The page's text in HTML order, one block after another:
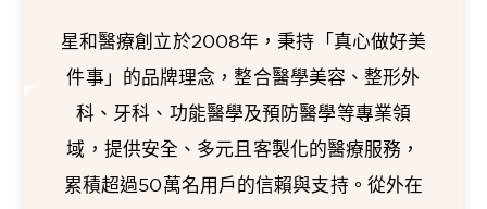
星和醫療創立於2008年，秉持「真心做好美
件事」的品牌理念，整合醫學美容、整形外
科、牙科、功能醫學及預防醫學等專業領
域，提供安全、多元且客製化的醫療服務，
累積超過50萬名用戶的信賴與支持。從外在